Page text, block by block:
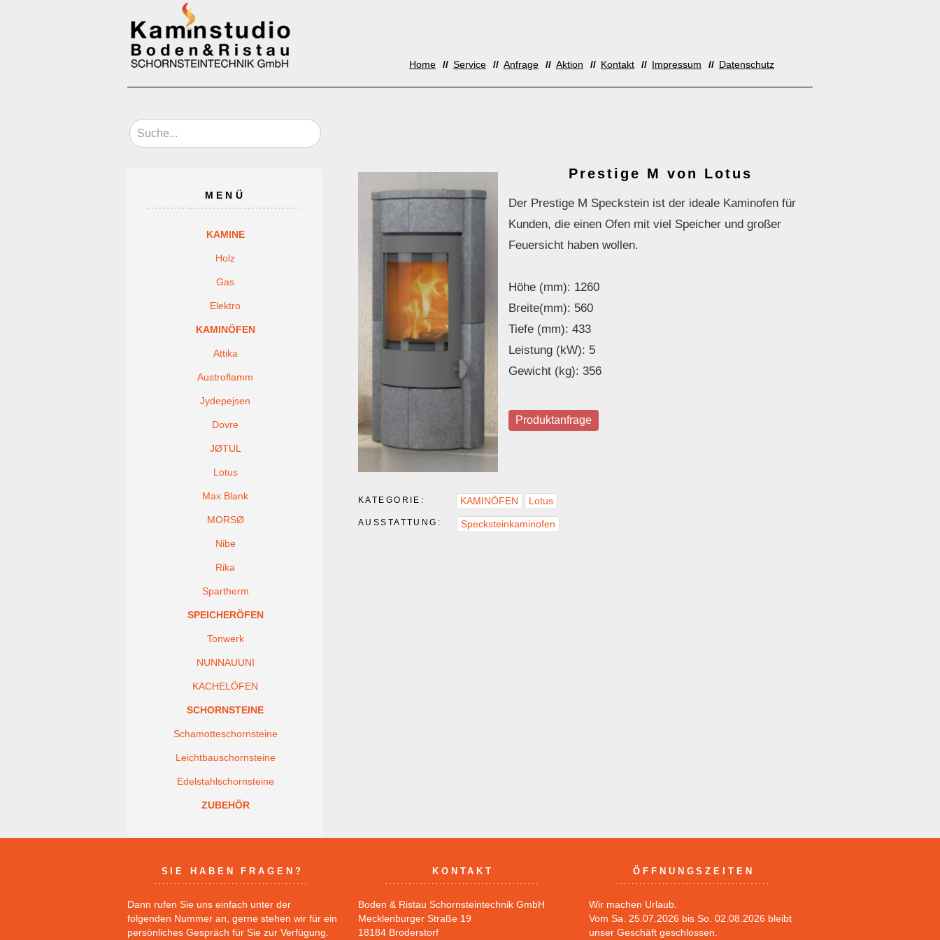
Home Service Anfrage Aktion Kontakt Impressum Datenschutz
Prestige M von Lotus
Der Prestige M Speckstein ist der ideale Kaminofen für
Kunden, die einen Ofen mit viel Speicher und großer
Feuersicht haben wollen.
Höhe (mm): 1260
Breite(mm): 560
Tiefe (mm): 433
Leistung (kW): 5
Gewicht (kg): 356
Produktanfrage
KATEGORIE: KAMINÖFEN Lotus
AUSSTATTUNG: Specksteinkaminofen
MENÜ
KAMINE
Holz
Gas
Elektro
KAMINÖFEN
Attika
Austroflamm
Jydepejsen
Dovre
JØTUL
Lotus
Max Blank
MORSØ
Nibe
Rika
Spartherm
SPEICHERÖFEN
Tonwerk
NUNNAUUNI
KACHELÖFEN
SCHORNSTEINE
Schamotteschornsteine
Leichtbauschornsteine
Edelstahlschornsteine
ZUBEHÖR
SIE HABEN FRAGEN?
Dann rufen Sie uns einfach unter der
folgenden Nummer an, gerne stehen wir für ein
persönliches Gespräch für Sie zur Verfügung.
KONTAKT
Boden & Ristau Schornsteintechnik GmbH
Mecklenburger Straße 19
18184 Broderstorf
ÖFFNUNGSZEITEN
Wir machen Urlaub.
Vom Sa. 25.07.2026 bis So. 02.08.2026 bleibt
unser Geschäft geschlossen.